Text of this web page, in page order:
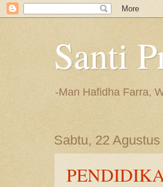
Santi
-Man Hafidha Farra,
Sabtu, 22